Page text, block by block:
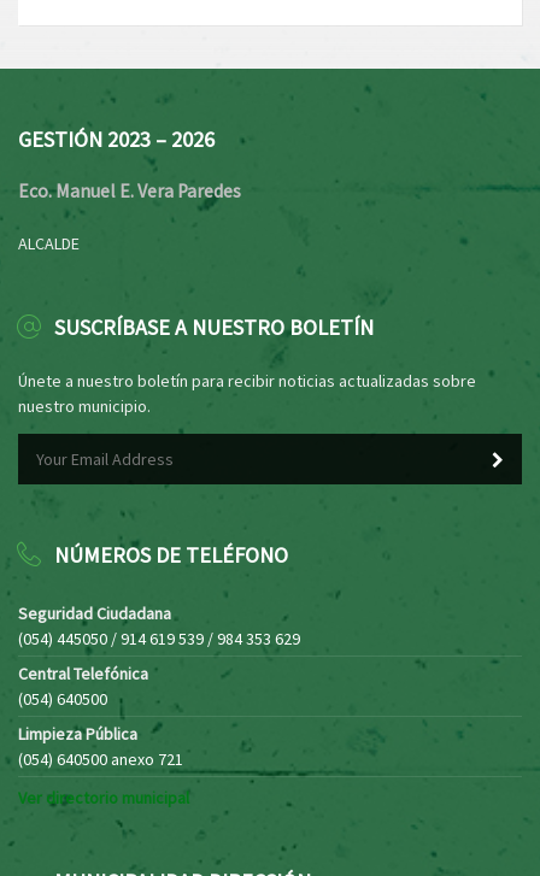
GESTIÓN 2023 – 2026
Eco. Manuel E. Vera Paredes
ALCALDE
SUSCRÍBASE A NUESTRO BOLETÍN
Únete a nuestro boletín para recibir noticias actualizadas sobre
nuestro municipio.
NÚMEROS DE TELÉFONO
Seguridad Ciudadana
(054) 445050 / 914 619 539 / 984 353 629
Central Telefónica
(054) 640500
Limpieza Pública
(054) 640500 anexo 721
Ver directorio municipal